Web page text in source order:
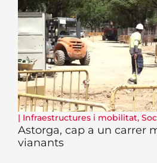
| Infraestructures i mobilitat,
Astorga, cap a un carrer
vianants